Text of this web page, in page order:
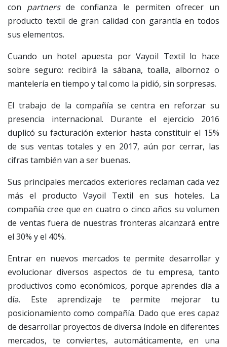
con partnersde confianza le permiten ofrecer un
producto textil de gran calidad con garantía en todos
sus elementos.
Cuando un hotel apuesta por Vayoil Textil lo hace
sobre seguro: recibirá la sábana, toalla, albornoz o
mantelería en tiempo y tal como la pidió, sin sorpresas.
El trabajo de la compañía se centra en reforzar su
presencia internacional. Durante el ejercicio 2016
duplicó su facturación exterior hasta constituir el 15%
de sus ventas totales y en 2017, aún por cerrar, las
cifras también van a ser buenas.
Sus principales mercados exteriores reclaman cada vez
más el producto Vayoil Textil en sus hoteles. La
compañía cree que en cuatro o cinco años su volumen
de ventas fuera de nuestras fronteras alcanzará entre
el 30% y el 40%.
Entrar en nuevos mercados te permite desarrollar y
evolucionar diversos aspectos de tu empresa, tanto
productivos como económicos, porque aprendes día a
día. Este aprendizaje te permite mejorar tu
posicionamiento como compañía. Dado que eres capaz
de desarrollar proyectos de diversa índole en diferentes
mercados, te conviertes, automáticamente, en una